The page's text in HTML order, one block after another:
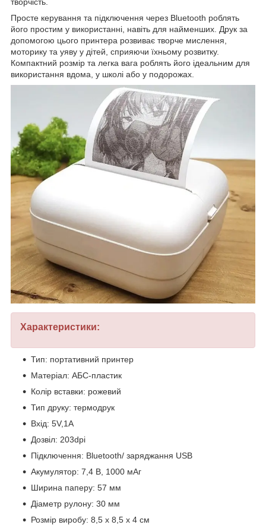
Просте керування та підключення через Bluetooth роблять
його простим у використанні, навіть для найменших. Друк за
допомогою цього принтера розвиває творче мислення,
моторику та уяву у дітей, сприяючи їхньому розвитку.
Компактний розмір та легка вага роблять його ідеальним для
використання вдома, у школі або у подорожах.
Характеристики:
Тип: портативний принтер
Матеріал: АБС-пластик
Колір вставки: рожевий
Тип друку: термодрук
Вхід: 5V,1A
Дозвіл: 203dpi
Підключення: Bluetooth/ заряджання USB
Акумулятор: 7,4 В, 1000 мАг
Ширина паперу: 57 мм
Діаметр рулону: 30 мм
Розмір виробу: 8,5 х 8,5 х 4 см